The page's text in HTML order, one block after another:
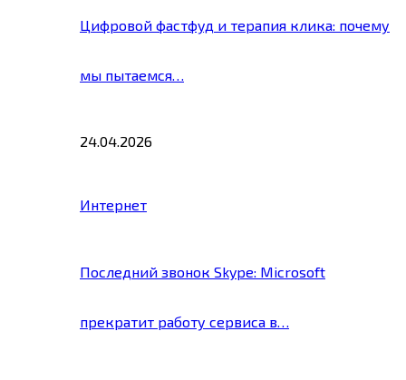
Цифровой фастфуд и терапия клика: почему
мы пытаемся…
24.04.2026
Интернет
Последний звонок Skype: Microsoft
прекратит работу сервиса в…